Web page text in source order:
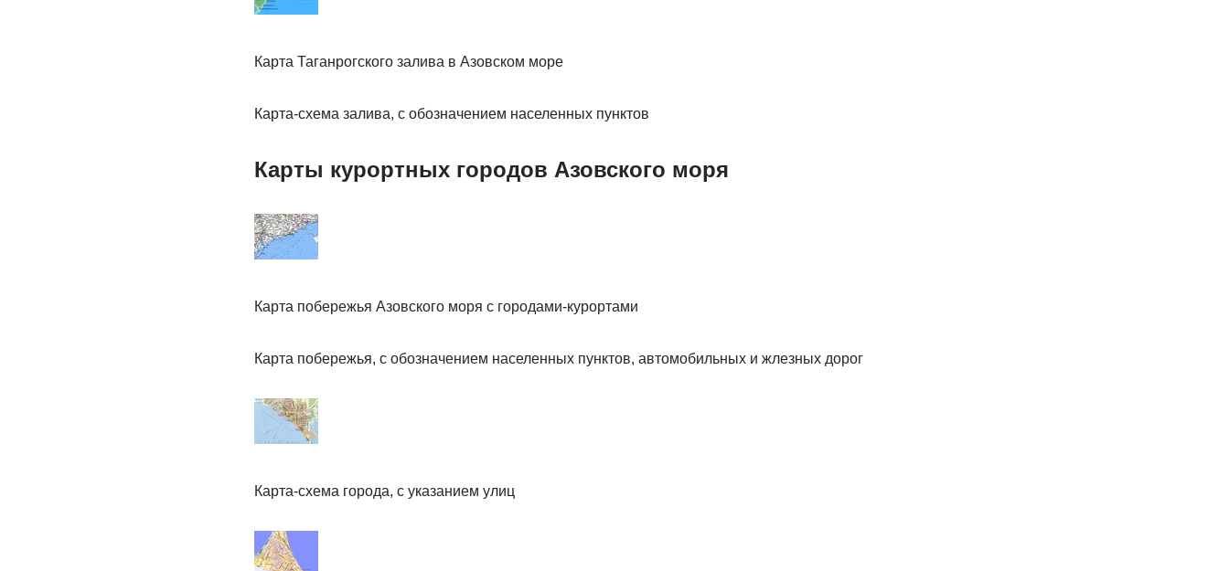
Карта Таганрогского залива в Азовском море
Карта-схема залива, с обозначением населенных пунктов
Карты курортных городов Азовского моря
Карта побережья Азовского моря с городами-курортами
Карта побережья, с обозначением населенных пунктов, автомобильных и жлезных дорог
Карта-схема города, с указанием улиц